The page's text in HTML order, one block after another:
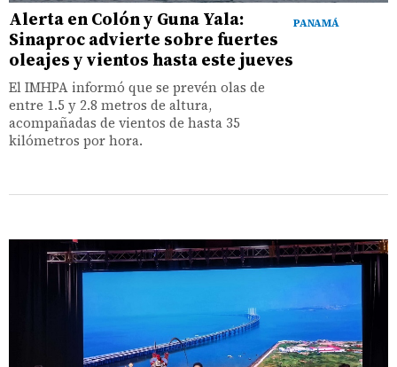
PANAMÁ
Alerta en Colón y Guna Yala:
Sinaproc advierte sobre fuertes
oleajes y vientos hasta este jueves
El IMHPA informó que se prevén olas de
entre 1.5 y 2.8 metros de altura,
acompañadas de vientos de hasta 35
kilómetros por hora.